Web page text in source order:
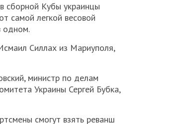
сборной Кубы украинцы
самой легкой весовой
одном.
Силлах из Мариуполя,
министр по делам
Украины Сергей Бубка,
смогут взять реванш